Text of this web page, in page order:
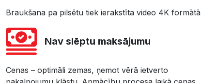
Braukšana pa pilsētu tiek ierakstīta video 4K formātā
Nav slēptu maksājumu
Cenas – optimāli zemas, ņemot vērā ietverto